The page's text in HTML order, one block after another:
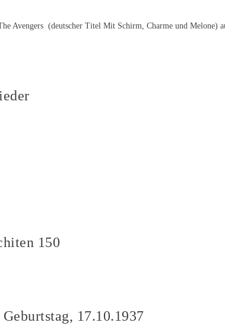
(deutscher Titel Mit Schirm, Charme und Melone)
150
17.10.1937